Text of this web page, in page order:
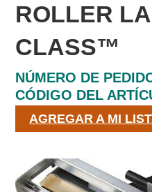
ROLLER
CLASS™
NÚMERO DE
CÓDIGO DEL
AGREGAR A MI